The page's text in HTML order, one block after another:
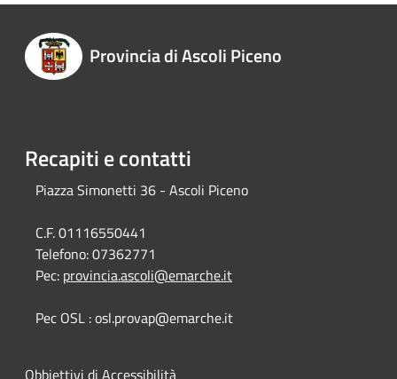
Provincia di Ascoli Piceno
Recapiti e contatti
Piazza Simonetti 36 - Ascoli Piceno
C.F. 01116550441
Telefono:07362771
Pec: provincia.ascoli@emarche.it
Pec OSL : osl.provap@emarche.it